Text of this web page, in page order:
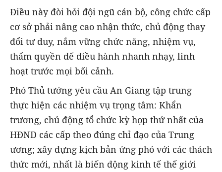
Điều này đòi hỏi đội ngũ cán bộ, công chức cấp
cơ sở phải nâng cao nhận thức, chủ động thay
đổi tư duy, nắm vững chức năng, nhiệm vụ,
thẩm quyền để điều hành nhanh nhạy, linh
hoạt trước mọi bối cảnh.
Phó Thủ tướng yêu cầu An Giang tập trung
thực hiện các nhiệm vụ trọng tâm: Khẩn
trương, chủ động tổ chức kỳ họp thứ nhất của
HĐND các cấp theo đúng chỉ đạo của Trung
ương; xây dựng kịch bản ứng phó với các thách
thức mới, nhất là biến động kinh tế thế giới